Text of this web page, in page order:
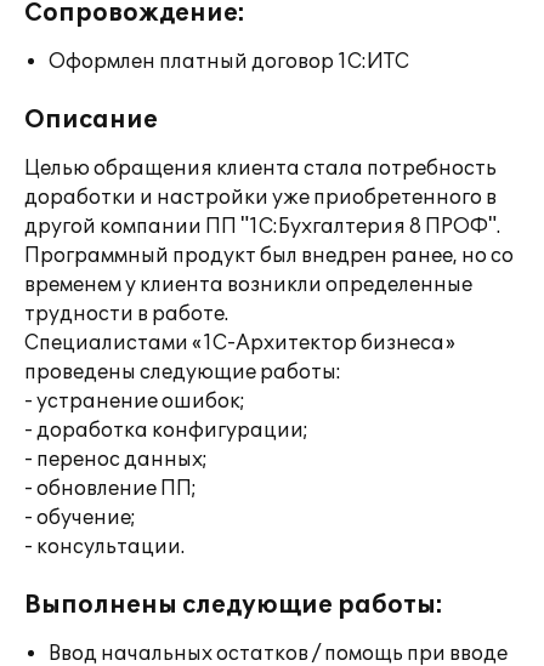
Сопровождение:
Оформлен платный договор 1С:ИТС
Описание
Целью обращения клиента стала потребность
доработки и настройки уже приобретенного в
другой компании ПП "1C:Бухгалтерия 8 ПРОФ".
Программный продукт был внедрен ранее, но со
временем у клиента возникли определенные
трудности в работе.
Специалистами «1С-Архитектор бизнеса»
проведены следующие работы:
- устранение ошибок;
- доработка конфигурации;
- перенос данных;
- обновление ПП;
- обучение;
- консультации.
Выполнены следующие работы:
Ввод начальных остатков / помощь при вводе